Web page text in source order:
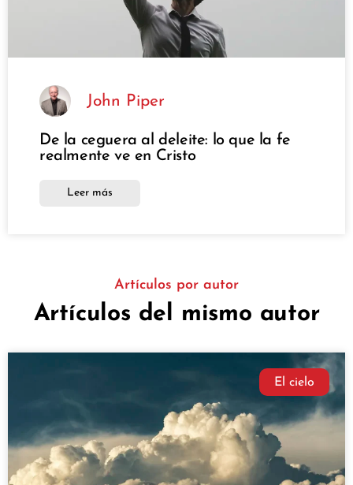
John Piper
De la ceguera al deleite: lo que la fe
realmente ve en Cristo
Leer más
Artículos por autor
Artículos del mismo autor
El cielo